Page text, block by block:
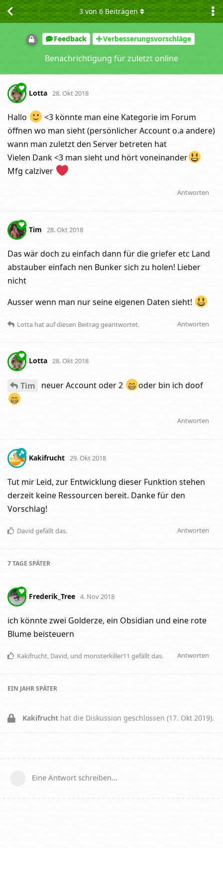
Feedback Verbesserungsvorschläge
Benachrichtigung für zuletzt online
3von 6Beiträgen
Lotta 28. Okt 2018
Hallo
<3 könnte man eine Kategorie im Forum
öffnen wo man sieht (persönlicher Account o.a andere)
wann man zuletzt den Server betreten hat
Vielen Dank <3 man sieht und hört voneinander
Mfg calziver
Antworten
Tim 28. Okt 2018
Das wär doch zu einfach dann für die griefer etc Land
abstauber einfach nen Bunker sich zu holen! Lieber
nicht
Ausser wenn man nur seine eigenen Daten sieht!
Antworten
Lotta hatauf diesen Beitrag geantwortet.
Lotta 28. Okt 2018
Tim neuer Account oder 2 oder bin ich doof
Antworten
Kakifrucht 29. Okt 2018
Tut mir Leid, zur Entwicklung dieser Funktion stehen
derzeit keine Ressourcen bereit. Danke für den
Vorschlag!
Antworten
David gefällt das.
7 TAGE SPÄTER
Frederik_Tree 4. Nov 2018
ich könnte zwei Golderze, ein Obsidian und eine rote
Blume beisteuern
Antworten
Kakifrucht, David, und monsterkiller11 gefällt das.
EIN JAHRSPÄTER
Kakifrucht hat die Diskussion geschlossen (17. Okt 2019).
Eine Antwort schreiben…